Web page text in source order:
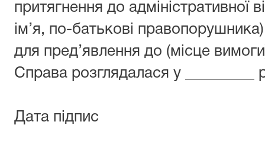
притягнення до адміністративної
ім’я, по-батькові
для пред’явлення до (місце
Справа розглядалася у _________
Дата підпис